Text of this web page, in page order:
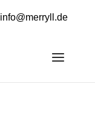
info@merryll.de